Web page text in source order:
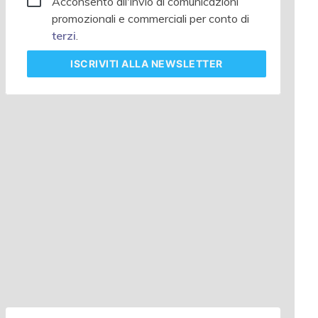
promozionali e commerciali per conto di
terzi.
ISCRIVITIALLA NEWSLETTER